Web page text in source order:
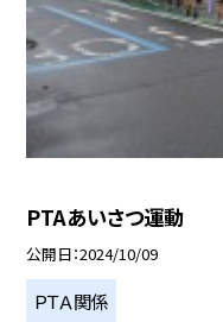
PTAあいさつ運動
公開日 2024/10/09
ＰＴＡ関係